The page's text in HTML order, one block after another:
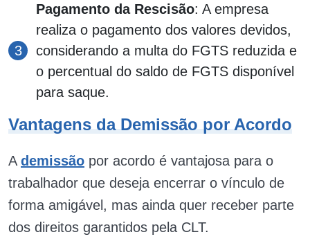
Pagamento da Rescisão: A empresa
realiza o pagamento dos valores devidos,
considerando a multa do FGTS reduzida e
o percentual do saldo de FGTS disponível
para saque.
Vantagens da Demissão por Acordo
A demissão por acordo é vantajosa para o
trabalhador que deseja encerrar o vínculo de
forma amigável, mas ainda quer receber parte
dos direitos garantidos pela CLT.